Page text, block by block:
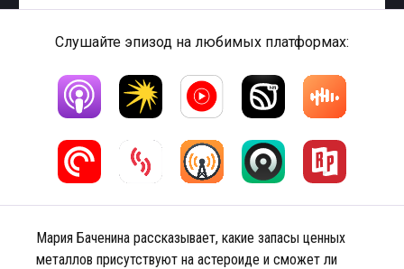
Слушайте эпизод на любимых платформах:
Мария Баченина рассказывает, какие запасы ценных
металлов присутствуют на астероиде и сможет ли